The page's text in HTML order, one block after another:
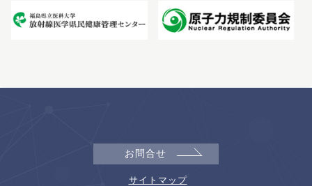
お問合せ
サイトマップ